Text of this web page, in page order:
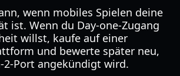
wenn mobiles Spielen deine
ist. Wenn du Day-one-Zugang
willst, kaufe auf einer
und bewerte später neu,
2-Port angekündigt wird.